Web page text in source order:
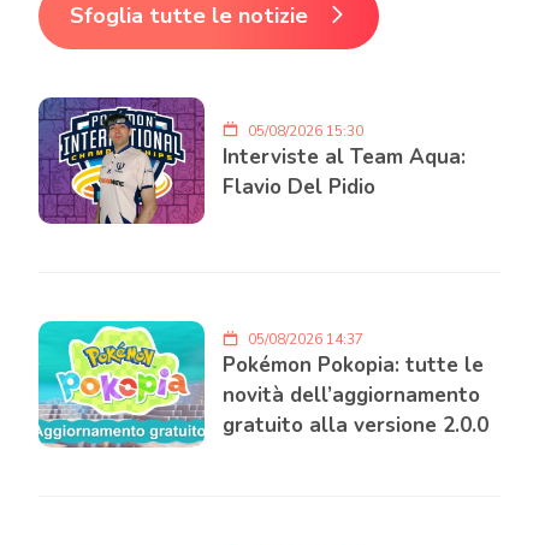
Sfoglia tutte le notizie
05/08/2026 15:30
Interviste al Team Aqua:
Flavio Del Pidio
05/08/2026 14:37
Pokémon Pokopia: tutte le
novità dell’aggiornamento
gratuito alla versione 2.0.0